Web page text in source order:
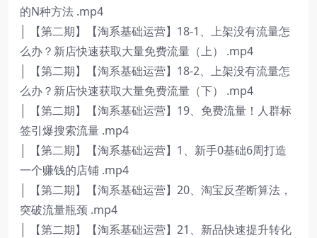
的N种方法 .mp4
│ 【第二期】【淘系基础运营】18-1、上架没有流量怎
么办？新店快速获取大量免费流量（上） .mp4
│ 【第二期】【淘系基础运营】18-2、上架没有流量怎
么办？新店快速获取大量免费流量（下） .mp4
│ 【第二期】【淘系基础运营】19、免费流量！人群标
签引爆搜索流量 .mp4
│ 【第二期】【淘系基础运营】1、新手0基础6周打造
一个赚钱的店铺 .mp4
│ 【第二期】【淘系基础运营】20、淘宝反垄断算法，
突破流量瓶颈 .mp4
│ 【第二期】【淘系基础运营】21、新品快速提升转化